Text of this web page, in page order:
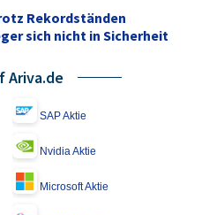
Rekordständen
sich nicht in Sicherheit
Ariva.de
SAP Aktie
Nvidia Aktie
Microsoft Aktie